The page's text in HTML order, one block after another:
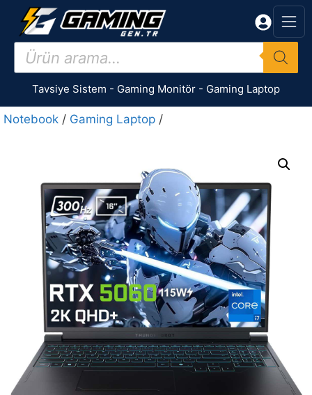
İçeriğe
Products
search
Tavsiye Sistem - Gaming Monitör - Gaming Laptop
Notebook / Gaming Laptop /